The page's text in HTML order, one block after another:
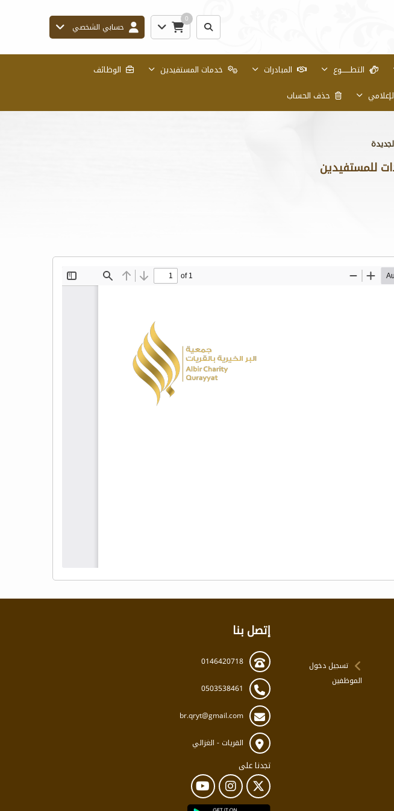
0
حسابي الشخصي
التطـــــــوع المبادرات خدمات المستفيدين
الوظائف
حذف الحساب
للمستفيدين
تسجيل دخول
الموظفين
إتصل بنا
0146420718
0503538461
br.qryt@gmail.com
القريات - الغزالي
تجدنا على